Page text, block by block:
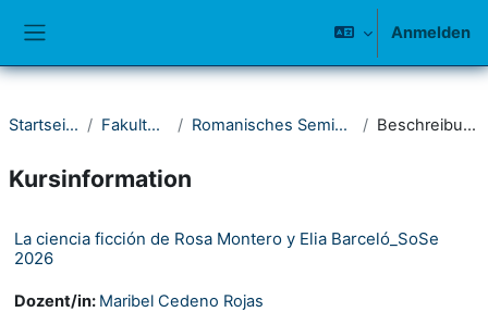
Anmelden
Startseite Fakultät I Romanisches Seminar Beschreibung
Kursinformation
La ciencia ficción de Rosa Montero y Elia Barceló_SoSe
2026
Dozent/in: Maribel Cedeno Rojas